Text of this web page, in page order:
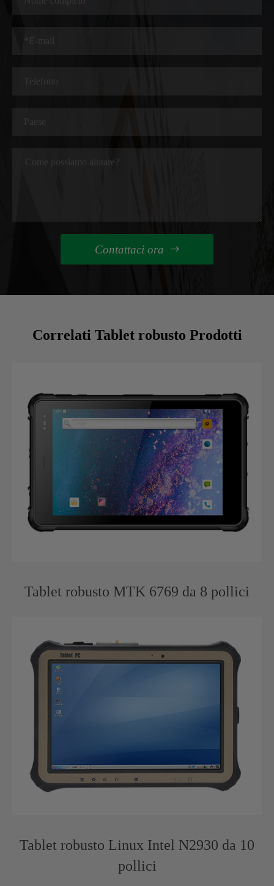
Contattaci ora 
Correlati Tablet robusto Prodotti
Tablet robusto MTK 6769 da 8 pollici
Tablet robusto Linux Intel N2930 da 10
pollici